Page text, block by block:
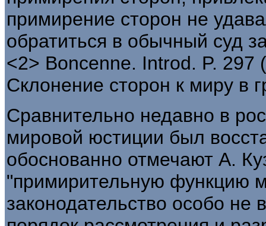
примирение сторон не
обратиться в обычный суд
<2> Boncenne. Introd. P.
Склонение сторон к миру в
Сравнительно недавно в
мировой юстиции был
обоснованно отмечают А.
"примирительную функцию
законодательство особо не